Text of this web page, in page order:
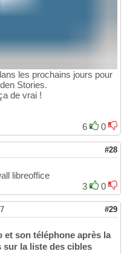
les prochains jours pour
Stories.
de vrai !
6
0
#28
libreoffice
3
0
#29
et son téléphone après la
sur la liste des cibles